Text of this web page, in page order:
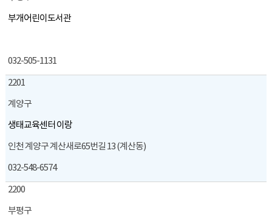
부개어린이도서관
032-505-1131
2201
계양구
생태교육센터 이랑
인천 계양구 계산새로65번길 13 (계산동)
032-548-6574
2200
부평구